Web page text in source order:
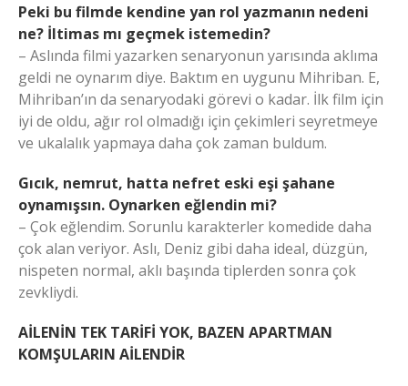
Peki bu filmde kendine yan rol yazmanın nedeni
ne? İltimas mı geçmek istemedin?
– Aslında filmi yazarken senaryonun yarısında aklıma
geldi ne oynarım diye. Baktım en uygunu Mihriban. E,
Mihriban’ın da senaryodaki görevi o kadar. İlk film için
iyi de oldu, ağır rol olmadığı için çekimleri seyretmeye
ve ukalalık yapmaya daha çok zaman buldum.
Gıcık, nemrut, hatta nefret eski eşi şahane
oynamışsın. Oynarken eğlendin mi?
– Çok eğlendim. Sorunlu karakterler komedide daha
çok alan veriyor. Aslı, Deniz gibi daha ideal, düzgün,
nispeten normal, aklı başında tiplerden sonra çok
zevkliydi.
AİLENİN TEK TARİFİ YOK, BAZEN APARTMAN
KOMŞULARIN AİLENDİR